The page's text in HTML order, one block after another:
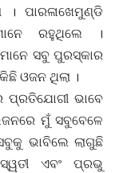
। ପାରଳାଖେମୁଣ୍ଡି
ରହୁଥିଲେ ।
ସବୁ ପୁରସ୍କାର
ଓଜନ ଥିଲା ।
ପ୍ରତିଯୋଗୀ ଭାବେ
ମୁଁ ସବୁବେଳେ
ଭାବିଲେ ଲାଗୁଛି
ଏବଂ ପ୍ରଭୁ